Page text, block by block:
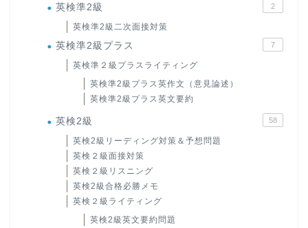
英検準2級 2
英検準2級二次面接対策
英検準2級プラス 7
英検準２級プラスライティング
英検準2級プラス英作文（意見論述）
英検準2級プラス英文要約
英検2級 58
英検2級リーディング対策＆予想問題
英検２級面接対策
英検２級リスニング
英検2級合格必勝メモ
英検２級ライティング
英検2級英文要約問題